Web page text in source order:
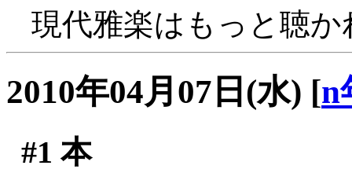
現代雅楽はもっと聴
2010年04月07日(水) [n
#1 本